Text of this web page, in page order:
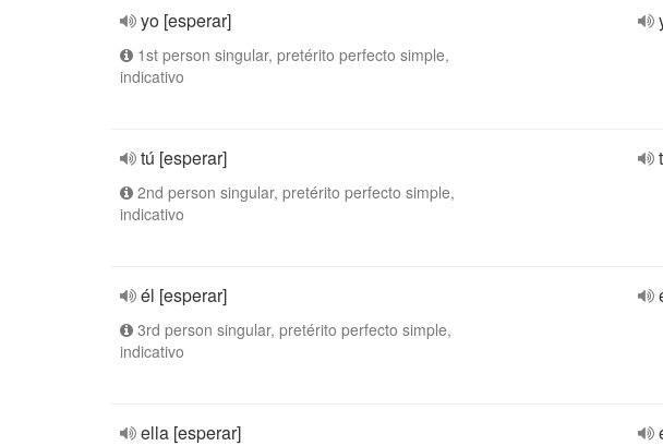
yo [esperar]
1st person singular, pretérito perfecto simple,
indicativo
tú [esperar]
2nd person singular, pretérito perfecto simple,
indicativo
él [esperar]
3rd person singular, pretérito perfecto simple,
indicativo
ella [esperar]